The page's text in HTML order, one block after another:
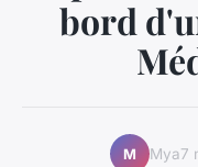
bord
M Mya7